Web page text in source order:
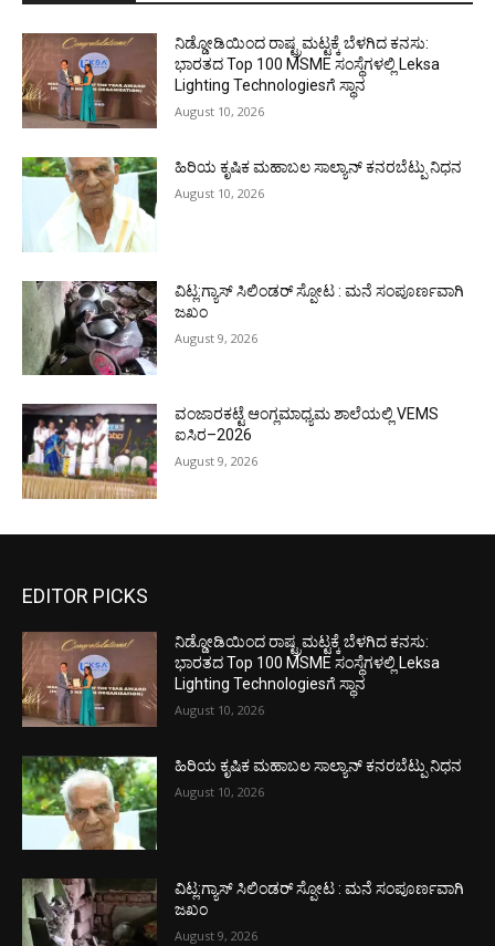
ನಿಡ್ಡೋಡಿಯಿಂದ ರಾಷ್ಟ್ರಮಟ್ಟಕ್ಕೆ ಬೆಳಗಿದ ಕನಸು:
ಭಾರತದ Top 100 MSME ಸಂಸ್ಥೆಗಳಲ್ಲಿ Leksa
Lighting Technologiesಗೆ ಸ್ಥಾನ
August 10, 2026
ಹಿರಿಯ ಕೃಷಿಕ ಮಹಾಬಲ ಸಾಲ್ಯಾನ್ ಕನರಬೆಟ್ಪು ನಿಧನ
August 10, 2026
ವಿಟ್ಲ:ಗ್ಯಾಸ್ ಸಿಲಿಂಡರ್ ಸ್ಪೋಟ : ಮನೆ ಸಂಪೂರ್ಣವಾಗಿ
ಜಖಂ
August 9, 2026
ವಂಜಾರಕಟ್ಟೆ ಆಂಗ್ಲಮಾಧ್ಯಮ ಶಾಲೆಯಲ್ಲಿ VEMS
ಐಸಿರ–2026
August 9, 2026
EDITOR PICKS
ನಿಡ್ಡೋಡಿಯಿಂದ ರಾಷ್ಟ್ರಮಟ್ಟಕ್ಕೆ ಬೆಳಗಿದ ಕನಸು:
ಭಾರತದ Top 100 MSME ಸಂಸ್ಥೆಗಳಲ್ಲಿ Leksa
Lighting Technologiesಗೆ ಸ್ಥಾನ
August 10, 2026
ಹಿರಿಯ ಕೃಷಿಕ ಮಹಾಬಲ ಸಾಲ್ಯಾನ್ ಕನರಬೆಟ್ಪು ನಿಧನ
August 10, 2026
ವಿಟ್ಲ:ಗ್ಯಾಸ್ ಸಿಲಿಂಡರ್ ಸ್ಪೋಟ : ಮನೆ ಸಂಪೂರ್ಣವಾಗಿ
ಜಖಂ
August 9, 2026